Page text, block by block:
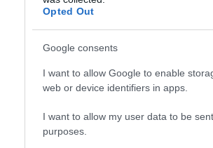
Opted Out
Google consents
I want to allow Google to enable
web or device identifiers in apps.
I want to allow my user data to be
purposes.
ΑΣΕΠ: Πιστοποίηση Αγγλικών